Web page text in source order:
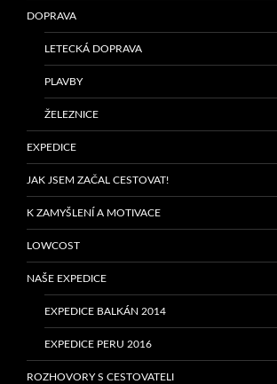
DOPRAVA
LETECKÁ DOPRAVA
PLAVBY
ŽELEZNICE
EXPEDICE
JAK JSEM ZAČAL CESTOVAT!
K ZAMYŠLENÍ A MOTIVACE
LOWCOST
NAŠE EXPEDICE
EXPEDICE BALKÁN 2014
EXPEDICE PERU 2016
ROZHOVORY S CESTOVATELI